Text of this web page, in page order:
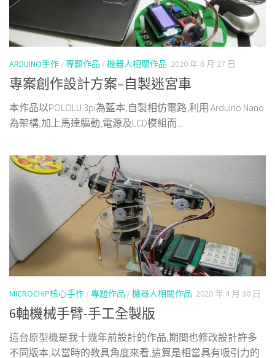
ARDUINO手作 /專題作品 /機器人相關作品 2020 年 6 月 27 日
專案創作設計方案–自製迷宮車
本作品以POLOLU 3pi為藍本,自製相仿電路,利用 Arduino Nano
為架構,加上馬達驅動,電源及LCD模組而...
MICROCHIP核心手作 /專題作品 /機器人相關作品 2020 年 4 月 30 日
6軸機械手臂-手工全製版
這台原型機是我十幾年前設計的作品,期間也修改設計許多
不同版本,以當時的教具角度來看,這算是相當具有吸引力的